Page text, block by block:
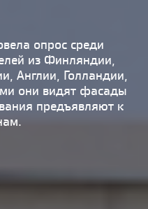
Урбанистика
опрос среди
из Финляндии,
Англии, Голландии,
они видят фасады
предъявляют к